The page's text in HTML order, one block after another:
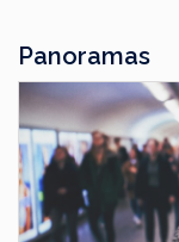
Panoramas